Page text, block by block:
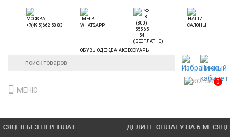
БЕЗ ПЕРЕПЛАТ. ДЕЛИТЕ ОПЛАТУ НА 6
ОБУВЬ ОДЕЖДА АКСЕССУАРЫ
МЕНЮ
0